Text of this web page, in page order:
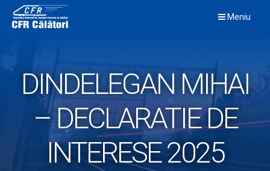
content
Meniu
DINDELEGAN MIHAI
– DECLARATIE DE
INTERESE 2025